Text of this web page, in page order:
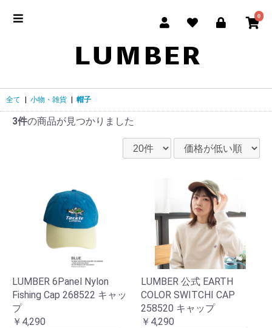
0
全て 小物・雑貨 帽子
3件の商品が見つかりました
LUMBER 6Panel Nylon
Fishing Cap 268522 キャッ
プ
￥4,290
LUMBER 公式 EARTH
COLOR SWITCHI CAP
258520 キャップ
￥4,290